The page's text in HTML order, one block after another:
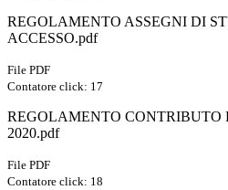
REGOLAMENTO ASSEGNI DI
ACCESSO.pdf
File PDF
Contatore click: 17
REGOLAMENTO CONTRIBUTO
2020.pdf
File PDF
Contatore click: 18